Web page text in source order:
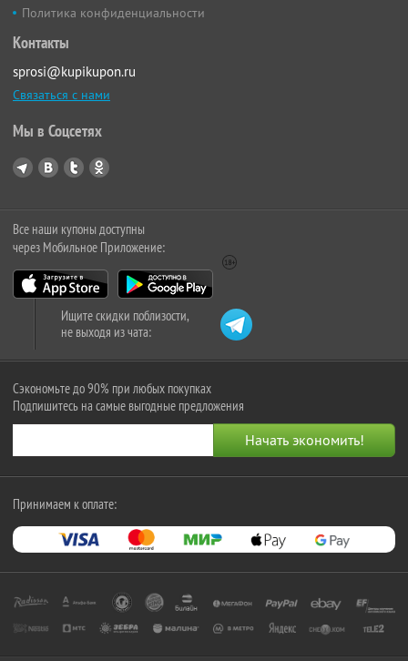
Политика конфиденциальности
Контакты
sprosi@kupikupon.ru
Связаться с нами
Мы в Соцсетях
Все наши купоны доступны
через Мобильное Приложение:
Ищите скидки поблизости,
не выходя из чата:
Сэкономьте до 90% при любых покупках
Подпишитесь на самые выгодные предложения
Принимаем к оплате: